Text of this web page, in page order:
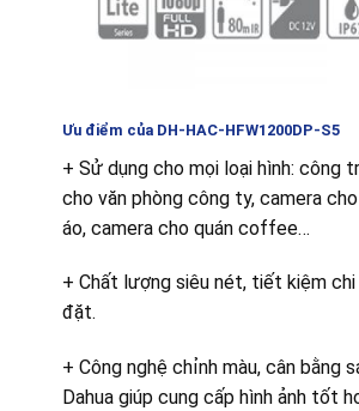
Ưu điểm của DH-HAC-HFW1200DP-S5
+ Sử dụng cho mọi loại hình: công
cho văn phòng công ty, camera
áo, camera cho quán coffee…
+ Chất lượng siêu nét, tiết kiệm chi
đặt.
+ Công nghệ chỉnh màu, cân bằng
Dahua giúp cung cấp hình ảnh tốt